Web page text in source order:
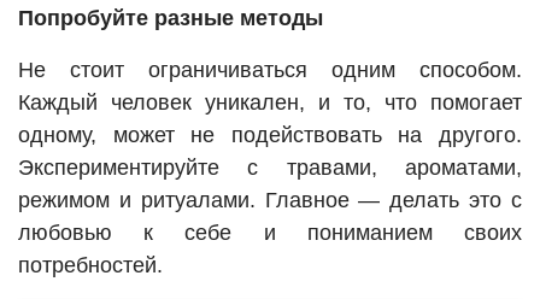
Попробуйте разные методы
Не стоит ограничиваться одним способом.
Каждый человек уникален, и то, что помогает
одному, может не подействовать на другого.
Экспериментируйте с травами, ароматами,
режимом и ритуалами. Главное — делать это с
любовью к себе и пониманием своих
потребностей.